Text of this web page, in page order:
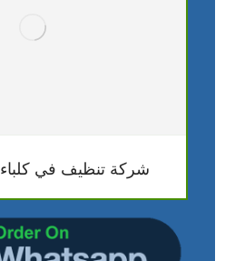
شركة تنظيف في كلباء 0551636670